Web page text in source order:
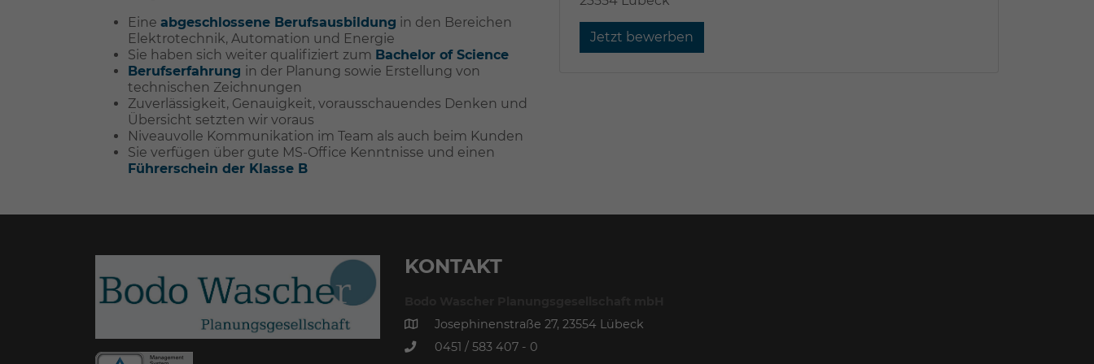
Eine abgeschlossene Berufsausbildung in den Bereichen
Elektrotechnik, Automation und Energie
Sie haben sich weiter qualifiziert zum Bachelor of Science
Berufserfahrung in der Planung sowie Erstellung von
technischen Zeichnungen
Zuverlässigkeit, Genauigkeit, vorausschauendes Denken und
Übersicht setzten wir voraus
Niveauvolle Kommunikation im Team als auch beim Kunden
Sie verfügen über gute MS-Office Kenntnisse und einen
Führerschein der Klasse B
Jetzt bewerben
KONTAKT
Josephinenstraße 27, 23554 Lübeck
0451 / 583 407 - 0